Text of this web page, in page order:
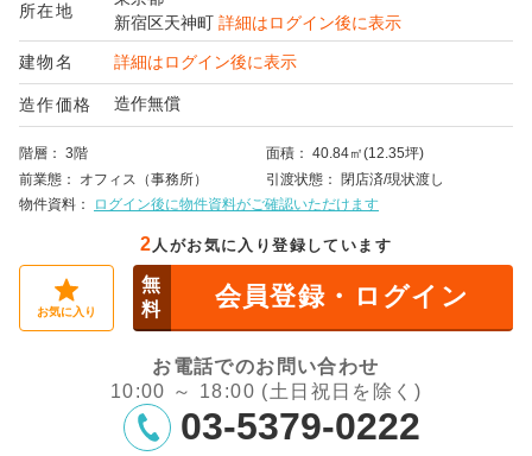
所在地
新宿区天神町 詳細はログイン後に表示
建物名 詳細はログイン後に表示
造作価格 造作無償
階層 3階 面積
40.84㎡(12.35坪)
前業態
オフィス（事務所） 引渡状態
閉店済/現状渡し
物件資料
ログイン後に物件資料がご確認いただけます
2 人がお気に入り登録しています
お気に入り
無
料
会員登録・ログイン
お電話でのお問い合わせ
10:00 ～ 18:00 (土日祝日を除く)
03-5379-0222